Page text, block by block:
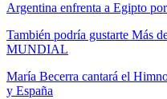
Argentina enfrenta a Egipto
También podría gustarte Más
MUNDIAL
María Becerra cantará el
y España